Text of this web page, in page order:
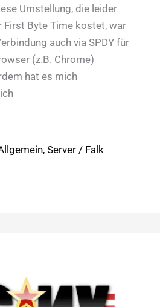
Umstellung, die leider
First Byte Time kostet, war
auch via SPDY für
(z.B. Chrome)
hat es mich
, Server / Falk